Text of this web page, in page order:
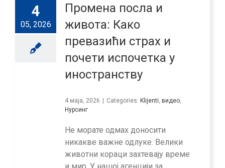
4
05, 2026
Промена посла и
живота: Како
превазићи страх и
почети испочетка у
иностранству
4 маја, 2026 Categories: Klijenti, видео,
Нурсинг
Не морате одмах доносити
никакве важне одлуке. Велики
животни кораци захтевају време